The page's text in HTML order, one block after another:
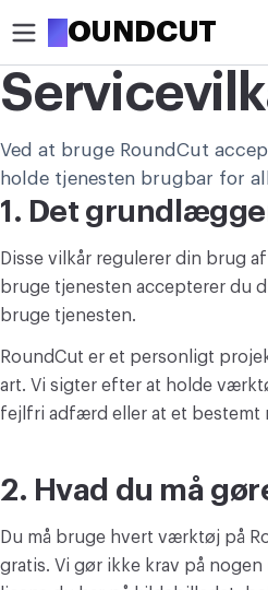
ROUNDCUT
BESKÆR
Beskær billede
Beskær billede i cirkel
OPTIMER
Komprimer billede
Opskaler billede
Konverter
Ved at bruge RoundCut
holde tjenesten brugbar for
1. Det
Disse vilkår regulerer din brug
bruge tjenesten accepterer du
bruge tjenesten.
RoundCut er et personligt
art. Vi sigter efter at holde
fejlfri adfærd eller at et bestemt
2. Hvad du må
Du må bruge hvert værktøj på
gratis. Vi gør ikke krav på